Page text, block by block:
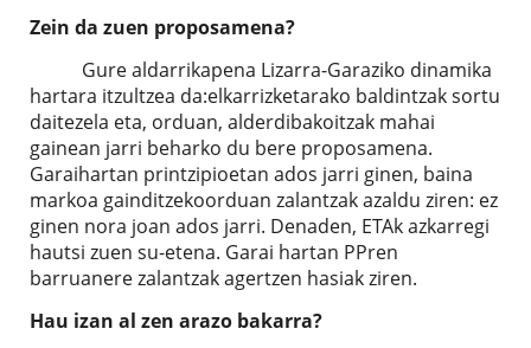
Zein da zuen proposamena?
Gure aldarrikapena Lizarra-Garaziko dinamika
hartara itzultzea da:elkarrizketarako baldintzak sortu
daitezela eta, orduan, alderdibakoitzak mahai
gainean jarri beharko du bere proposamena.
Garaihartan printzipioetan ados jarri ginen, baina
markoa gainditzekoorduan zalantzak azaldu ziren: ez
ginen nora joan ados jarri. Denaden, ETAk azkarregi
hautsi zuen su-etena. Garai hartan PPren
barruanere zalantzak agertzen hasiak ziren.
Hau izan al zen arazo bakarra?